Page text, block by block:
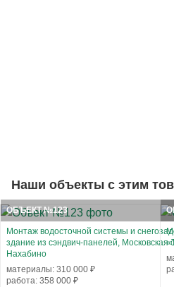
Наши объекты с этим
ОБЪЕКТ №123
Монтаж водосточной системы и
здание из сэндвич-панелей, Московская
Нахабино
материалы: 310 000 ₽
работа: 358 000 ₽